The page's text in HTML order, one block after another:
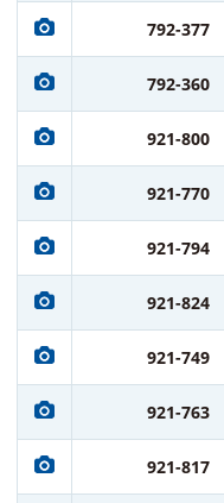
792-377
792-360
921-800
921-770
921-794
921-824
921-749
921-763
921-817